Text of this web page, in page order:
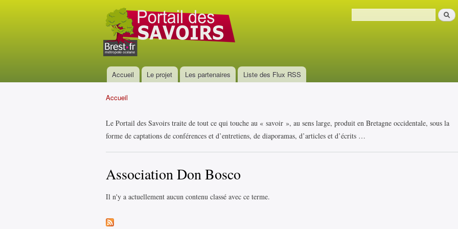
Portail
des
savoirs
Formulaire de recherche
Menu principal
Accueil Le projet Les partenaires Liste des Flux RSS
Accueil
Le Portail des Savoirs traite de tout ce qui touche au « savoir », au sens large, produit en Bretagne occidentale, sous la
forme de captations de conférences et d’entretiens, de diaporamas, d’articles et d’écrits …
Association Don Bosco
Il n'y a actuellement aucun contenu classé avec ce terme.